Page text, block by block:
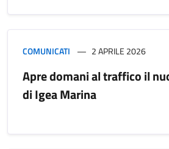
COMUNICATI 2 APRILE 2026
Apre domani al traffico il
di Igea Marina